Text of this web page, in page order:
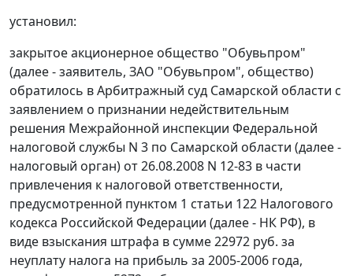
установил:
закрытое акционерное общество "Обувьпром"
(далее - заявитель, ЗАО "Обувьпром", общество)
обратилось в Арбитражный суд Самарской области с
заявлением о признании недействительным
решения Межрайонной инспекции Федеральной
налоговой службы N 3 по Самарской области (далее -
налоговый орган) от 26.08.2008 N 12-83 в части
привлечения к налоговой ответственности,
предусмотренной пунктом 1 статьи 122 Налогового
кодекса Российской Федерации (далее - НК РФ), в
виде взыскания штрафа в сумме 22972 руб. за
неуплату налога на прибыль за 2005-2006 года,